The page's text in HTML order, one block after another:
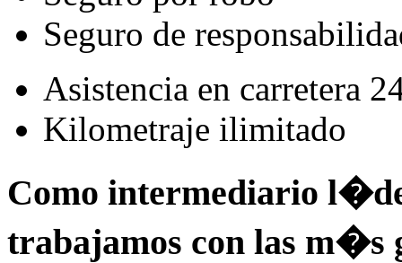
Seguro de
Asistencia en carretera
Kilometraje ilimitado
Como intermediario
trabajamos con las m�s